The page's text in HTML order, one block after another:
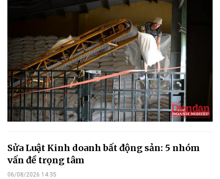
Sửa Luật Kinh doanh bất động sản: 5 nhóm
vấn đề trọng tâm
06/08/2026 14:35